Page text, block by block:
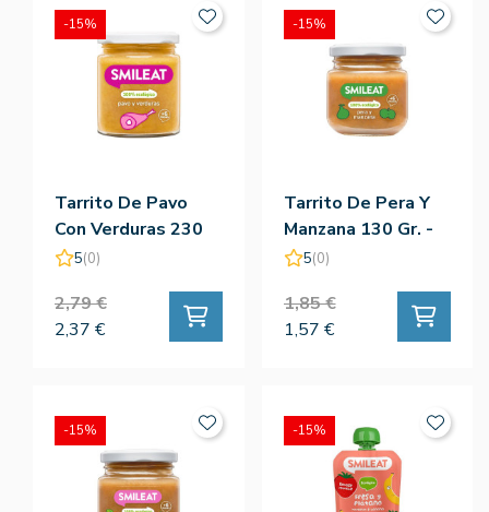
Tarrito De Pavo
Con Verduras 230
Gr. - Smileat
5(0)
2,79 €
2,37 €
-15%
Tarrito De Pera Y
Manzana 130 Gr. -
Smileat
5(0)
1,85 €
1,57 €
-15%
-15% -15%